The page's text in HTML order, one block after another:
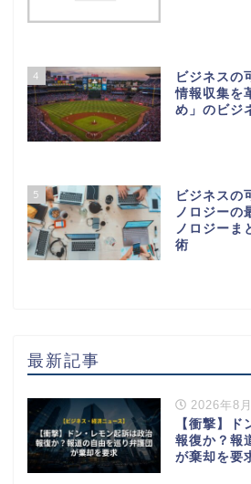
4
ビジネスの
情報収集を
め」のビジ
5
ビジネスの
ノロジーの
ノロジーま
術
最新記事
2026年8
【衝撃】
報復か？報
が棄却を要